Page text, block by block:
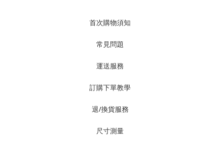
首次購物須知
常見問題
運送服務
訂購下單教學
退/換貨服務
尺寸測量